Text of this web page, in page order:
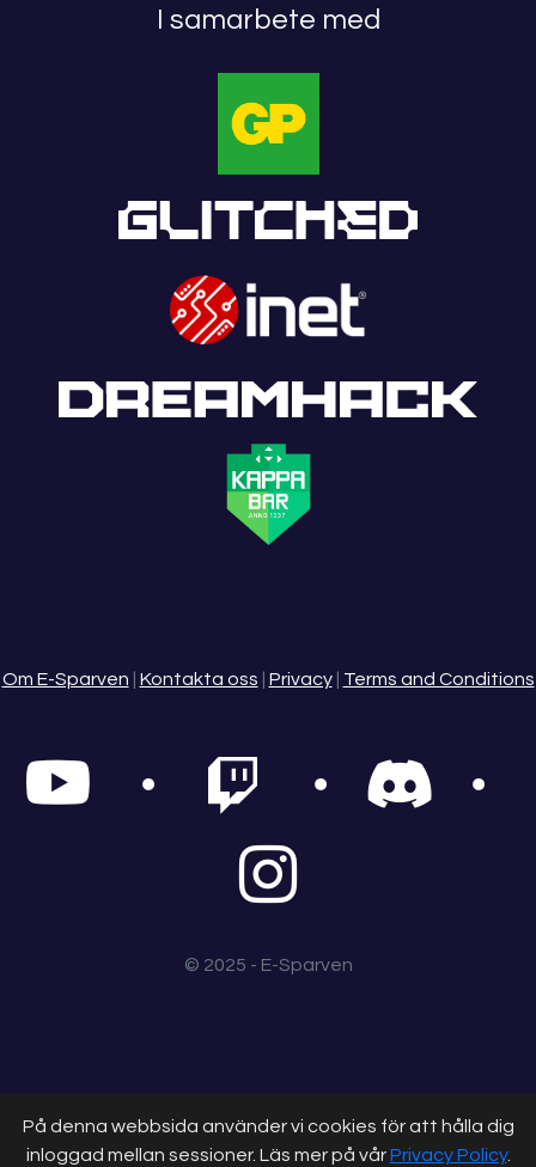
På denna webbsida använder vi cookies för att hålla dig
inloggad mellan sessioner. Läs mer på vårPrivacy Policy.
I samarbete med
Om E-Sparven Kontakta oss Privacy| Terms and Conditions
© 2025 - E-Sparven